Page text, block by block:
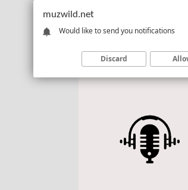
muzwild.net
Would like to send you notifications
Discard